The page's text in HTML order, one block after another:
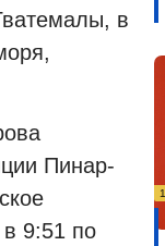
в
Пинар-
в 9:51 по